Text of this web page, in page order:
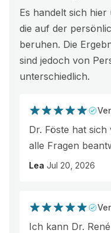
Es handelt sich
die auf der
beruhen. Die
sind jedoch von
unterschiedlich.
Dr. Föste hat sich
alle Fragen
Lea Jul 20, 2026
Ich kann Dr.